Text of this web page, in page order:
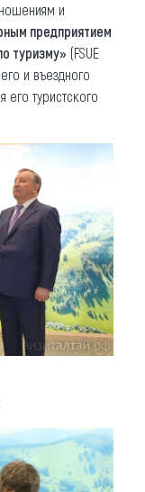
и
предприятием
туризму» (FSUE
и въездного
туристского